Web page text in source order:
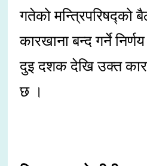
गतेको मन्त्रिपरिषद्को
कारखाना बन्द गर्ने
दुइ दशक देखि उक्त
छ ।